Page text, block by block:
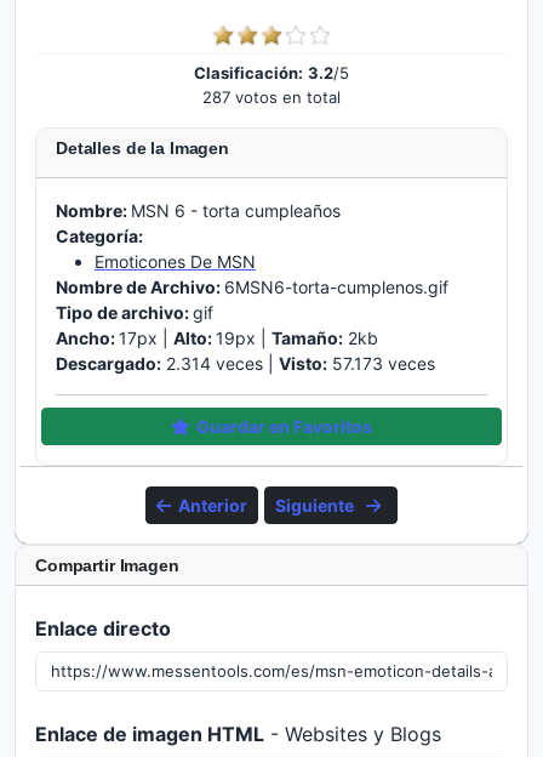
Clasificación: 3.2/5
287 votos en total
Detalles de la Imagen
Nombre: MSN 6 - torta cumpleaños
Categoría:
Emoticones De MSN
Nombre de Archivo: 6MSN6-torta-cumplenos.gif
Tipo de archivo:gif
Ancho:17px | Alto:19px | Tamaño: 2kb
Descargado: 2.314 veces | Visto: 57.173 veces
Guardar en Favoritos
Anterior Siguiente
Compartir Imagen
Enlace directo
Enlace de imagen HTML - Websites y Blogs